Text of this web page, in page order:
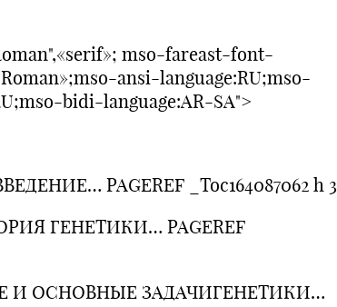
mso-fareast-font-
ansi-language:RU;mso-
bidi-language:AR-SA">
PAGEREF _Toc164087062 h 3
ГЕНЕТИКИ… PAGEREF
ОСНОВНЫЕ ЗАДАЧИГЕНЕТИКИ…